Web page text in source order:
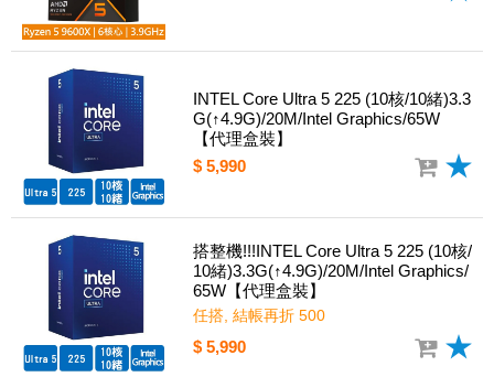
INTEL Core Ultra 5 225 (10核/10緒)3.3
G(↑4.9G)/20M/Intel Graphics/65W
【代理盒裝】
$ 5,990
搭整機!!!INTEL Core Ultra 5 225 (10核/
10緒)3.3G(↑4.9G)/20M/Intel Graphics/
65W【代理盒裝】
任搭, 結帳再折 500
$ 5,990